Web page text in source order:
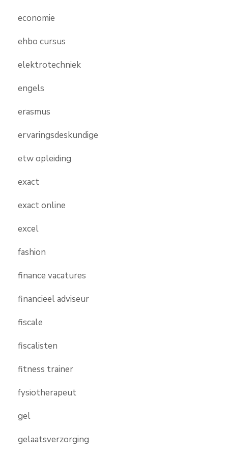
economie
ehbo cursus
elektrotechniek
engels
erasmus
ervaringsdeskundige
etw opleiding
exact
exact online
excel
fashion
finance vacatures
financieel adviseur
fiscale
fiscalisten
fitness trainer
fysiotherapeut
gel
gelaatsverzorging